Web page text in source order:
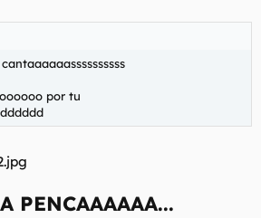
por tu
PENCAAAAAA...